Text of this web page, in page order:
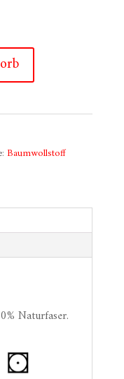
Baumwollstoff
Naturfaser.